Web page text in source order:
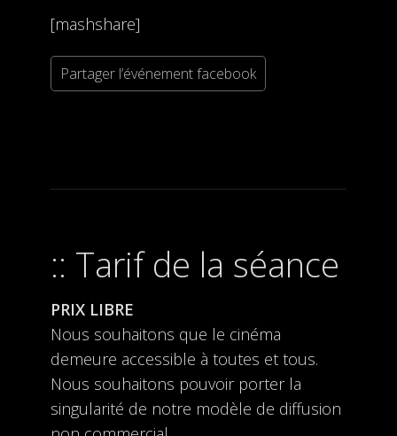
[mashshare]
Partager l’événement facebook
Tarif de la séance
PRIX LIBRE
Nous souhaitons que le cinéma
demeure accessible à toutes et tous.
Nous souhaitons pouvoir porter la
singularité de notre modèle de diffusion